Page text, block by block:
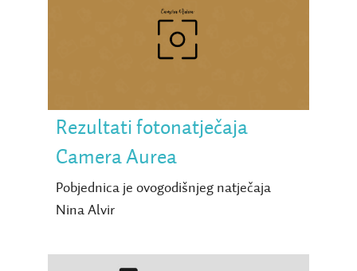
Rezultati fotonatječaja
Camera Aurea
Rezultati fotonatječaja
Camera Aurea
Pobjednica je ovogodišnjeg natječaja
Nina Alvir